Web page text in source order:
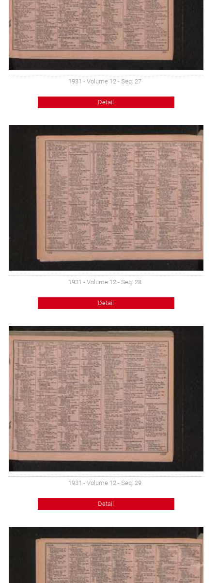
1931 - Volume 12 - Seq: 27
Detail
1931 - Volume 12 - Seq: 28
Detail
1931 - Volume 12 - Seq: 29
Detail